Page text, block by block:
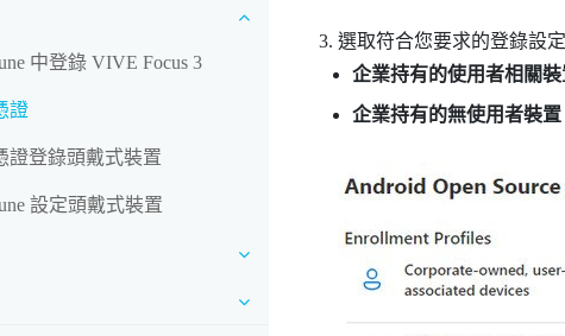
中登錄 VIVE Focus 3
證
證登錄頭戴式裝置
設定頭戴式裝置
選取符合您要求的登錄設定
企業持有的使用者相關裝
企業持有的無使用者裝置